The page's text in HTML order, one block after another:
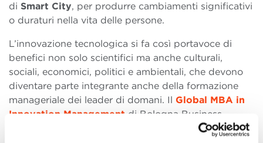
di Smart City, per produrre cambiamenti significativi
o duraturi nella vita delle persone.
L’innovazione tecnologica si fa così portavoce di
benefici non solo scientifici ma anche culturali,
sociali, economici, politici e ambientali, che devono
diventare parte integrante anche della formazione
manageriale dei leader di domani. Il Global MBA in
Innovation Management di Bologna Business
School forma aspiranti manager dell’innovazione